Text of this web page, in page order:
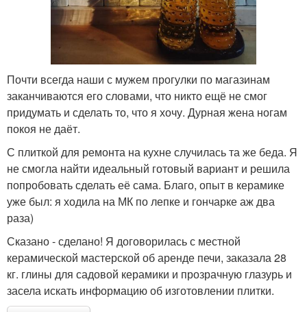
Почти всегда наши с мужем прогулки по магазинам
заканчиваются его словами, что никто ещё не смог
придумать и сделать то, что я хочу. Дурная жена ногам
покоя не даёт.
С плиткой для ремонта на кухне случилась та же беда. Я
не смогла найти идеальный готовый вариант и решила
попробовать сделать её сама. Благо, опыт в керамике
уже был: я ходила на МК по лепке и гончарке аж два
раза)
Сказано - сделано! Я договорилась с местной
керамической мастерской об аренде печи, заказала 28
кг. глины для садовой керамики и прозрачную глазурь и
засела искать информацию об изготовлении плитки.